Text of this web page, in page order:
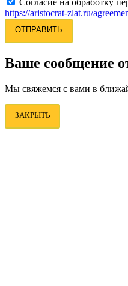
https://aristocrat-zlat.ru/
ОТПРАВИТЬ
Ваше сообщение
Мы свяжемся с вами в
ЗАКРЫТЬ